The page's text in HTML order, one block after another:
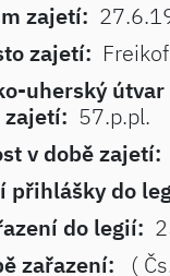
zajetí:
zajetí:
uherský útvar
zajetí: 57.p.pl.
v době zajetí:
přihlášky do
do legií:
zařazení:
(